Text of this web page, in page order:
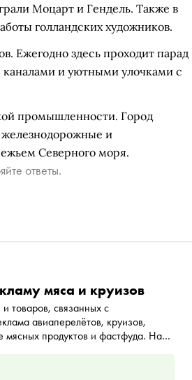
Моцарт и Гендель. Также в
голландских художников.
Ежегодно здесь проходит парад
каналами и уютными улочками с
промышленности. Город
железнодорожные и
Северного моря.
ответы.
мяса и круизов
товаров, связанных с
авиаперелётов, круизов,
мясных продуктов и фастфуда. Наш